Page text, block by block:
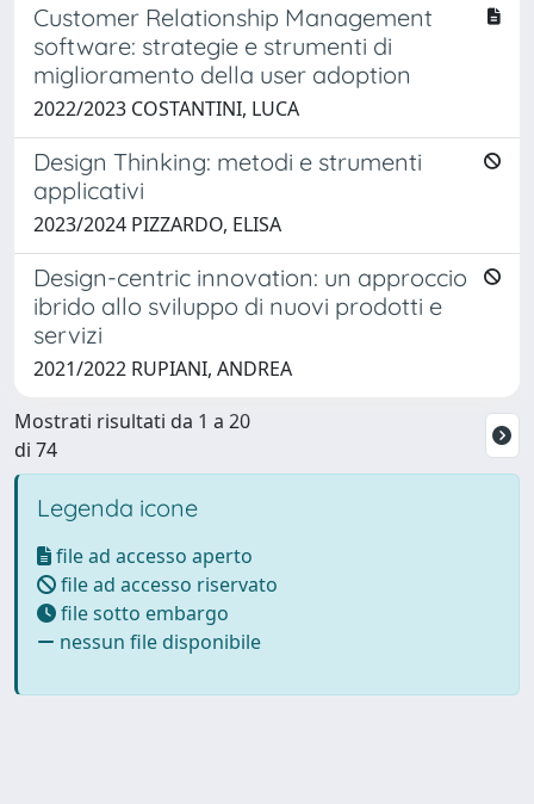
Customer Relationship Management
software: strategie e strumenti di
miglioramento della user adoption
2022/2023 COSTANTINI, LUCA
Design Thinking: metodi e strumenti
applicativi
2023/2024 PIZZARDO, ELISA
Design-centric innovation: un approccio
ibrido allo sviluppo di nuovi prodotti e
servizi
2021/2022 RUPIANI, ANDREA
Mostrati risultati da 1 a 20
di 74
Legenda icone
file ad accesso aperto
file ad accesso riservato
file sotto embargo
nessun file disponibile